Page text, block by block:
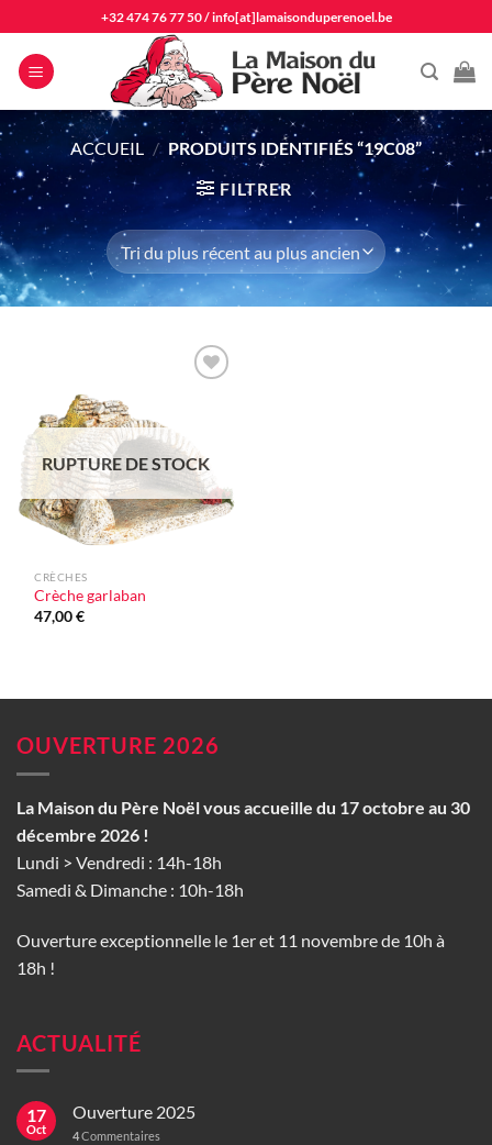
au
contenu
+32 474 76 77 50/info[at]lamaisonduperenoel.be
ACCUEIL / PRODUITS IDENTIFIÉS “19C08”
FILTRER
RUPTURE DE STOCK
CRÈCHES
Crèche garlaban
47,00€
OUVERTURE 2026
La Maison du Père Noël vous accueille du 17 octobre au 30
décembre 2026 !
Lundi > Vendredi : 14h-18h
Samedi & Dimanche : 10h-18h
Ouverture exceptionnelle le 1er et 11 novembre de 10h à
18h !
ACTUALITÉ
17
Oct
Ouverture 2025
4Commentaires